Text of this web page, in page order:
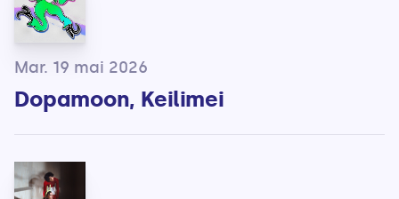
Mar. 19 mai 2026
Dopamoon, Keilimei